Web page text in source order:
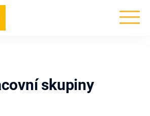
skupiny